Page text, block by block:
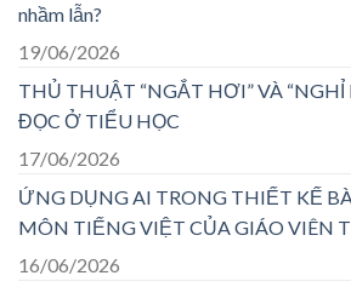
nhầm lẫn?
19/06/2026
THỦ THUẬT “NGẮT HƠI” VÀ
ĐỌC Ở TIỂU HỌC
17/06/2026
ỨNG DỤNG AI TRONG THIẾT KẾ
MÔN TIẾNG VIỆT CỦA GIÁO VIÊN
16/06/2026